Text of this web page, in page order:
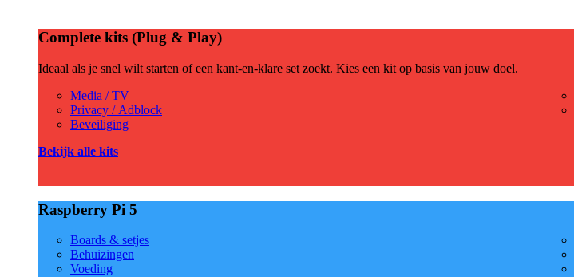
Complete kits (Plug & Play)
Ideaal als je snel wilt starten of een kant-en-klare set zoekt. Kies een kit op basis van jouw doel.
Media / TV
Privacy / Adblock
Beveiliging
Bekijk alle kits
Raspberry Pi 5
Boards & setjes
Behuizingen
Voeding